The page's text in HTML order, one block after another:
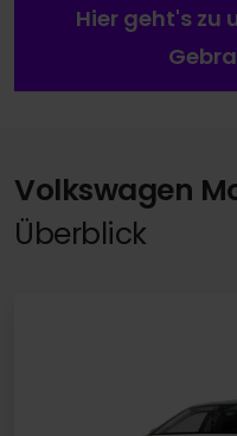
Hier geht's zu
Volkswagen
Überblick